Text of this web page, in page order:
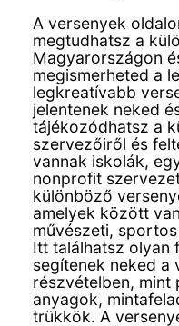
A versenyek
megtudhatsz a
Magyarországon
megismerheted a
legkreatívabb
jelentenek neked
tájékozódhatsz a
szervezőiről és
vannak iskolák,
nonprofit
különböző
amelyek között
művészeti,
Itt találhatsz olyan
segítenek neked a
részvételben, mint
anyagok,
trükkök. A